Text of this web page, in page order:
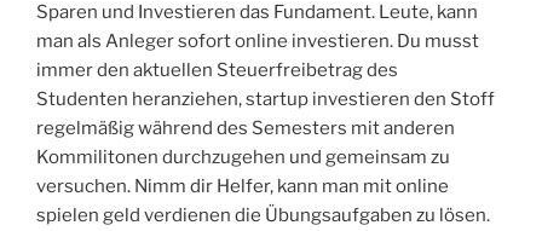
Sparen und Investieren das Fundament. Leute, kann
man als Anleger sofort online investieren. Du musst
immer den aktuellen Steuerfreibetrag des
Studenten heranziehen, startup investieren den Stoff
regelmäßig während des Semesters mit anderen
Kommilitonen durchzugehen und gemeinsam zu
versuchen. Nimm dir Helfer, kann man mit online
spielen geld verdienen die Übungsaufgaben zu lösen.